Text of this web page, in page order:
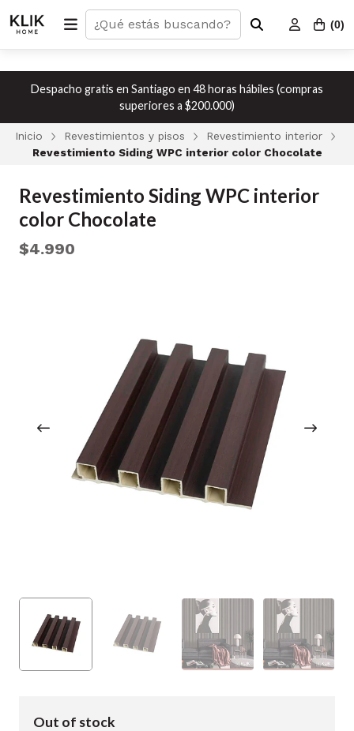
(0)
Despacho gratis en Santiago en 48 horas hábiles (compras
superiores a $200.000)
Inicio Revestimientos y pisos
Revestimiento interior
Revestimiento Siding WPC interior color Chocolate
Revestimiento Siding WPC interior
color Chocolate
$4.990
Out of stock